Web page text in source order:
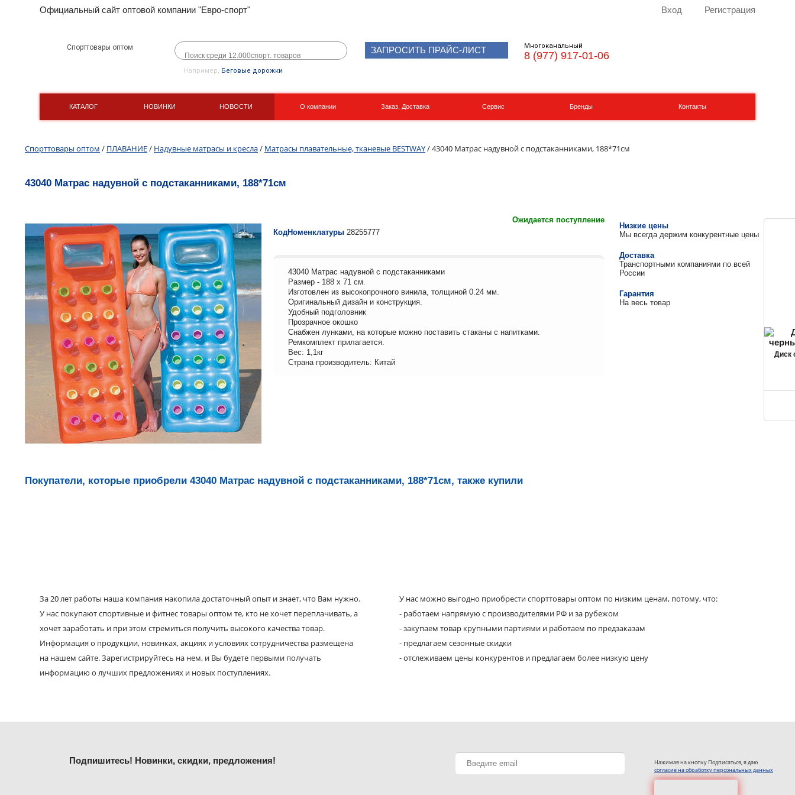
Официальный сайт оптовой компании "Евро-спорт" Вход Регистрация
Спорттовары оптом
Например, Беговые дорожки
ЗАПРОСИТЬ ПРАЙС-ЛИСТ Многоканальный
8 (977) 917-01-06
КАТАЛОГ НОВИНКИ НОВОСТИ О компании Заказ, Доставка Сервис Бренды Контакты
Спорттовары оптом / ПЛАВАНИЕ/ Надувные матрасы и кресла/ Матрасы плавательные, тканевые BESTWAY/ 43040 Матрас надувной с подстаканниками, 188*71см
43040 Матрас надувной с подстаканниками, 188*71см
Ожидается поступление
КодНоменклатуры 28255777
43040 Матрас надувной с подстаканниками
Размер - 188 х 71 см.
Изготовлен из высокопрочного винила, толщиной 0.24 мм.
Оригинальный дизайн и конструкция.
Удобный подголовник
Прозрачное окошко
Снабжен лунками, на которые можно поставить стаканы с напитками.
Ремкомплект прилагается.
Вес: 1,1кг
Страна производитель: Китай
Низкие цены
Мы всегда держим конкурентные цены
Доставка
Транспортными компаниями по всей
России
Гарантия
На весь товар
Покупатели, которые приобрели 43040 Матрас надувной с подстаканниками, 188*71см, также купили
Диск
За 20 лет работы наша компания накопила достаточный опыт и знает, что Вам нужно.
У нас покупают спортивные и фитнес товары оптом те, кто не хочет переплачивать, а
хочет заработать и при этом стремиться получить высокого качества товар.
Информация о продукции, новинках, акциях и условиях сотрудничества размещена
на нашем сайте. Зарегистрируйтесь на нем, и Вы будете первыми получать
информацию о лучших предложениях и новых поступлениях.
У нас можно выгодно приобрести спорттовары оптом по низким ценам, потому, что:
- работаем напрямую с производителями РФ и за рубежом
- закупаем товар крупными партиями и работаем по предзаказам
- предлагаем сезонные скидки
- отслеживаем цены конкурентов и предлагаем более низкую цену
Нажимая на кнопку Подписаться, я даю
согласие на обработку персональных данных
Подпишитесь! Новинки, скидки, предложения!